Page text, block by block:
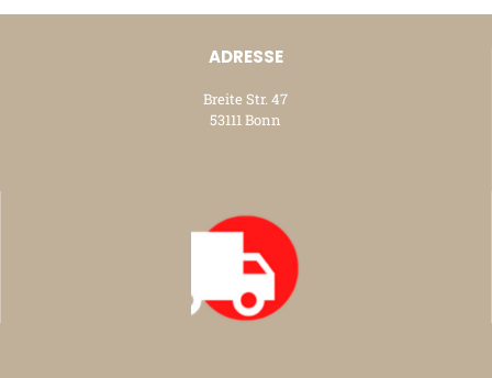
ADRESSE
Breite Str. 47
53111 Bonn